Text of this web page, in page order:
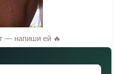
— напиши ей 🔥